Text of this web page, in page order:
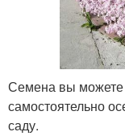
Семена вы можете
самостоятельно
саду.